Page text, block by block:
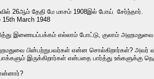
26ஆம் தேதி மே மாசம் 1908இல் போய் சேர்ந்தார்.
March 1948
இணையப்பக்கம் எல்லாம் போட்டு, குலாம் அஹமதுவை
பின்பற்றுபவர்கள் என்ன சொல்கிறார்கள்? அவர்
இருக்கிறார்கள் என்பதை பார்த்து உங்களுக்கு